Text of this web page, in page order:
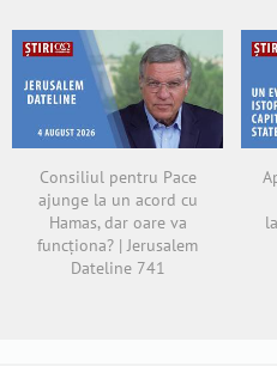
Consiliul pentru Pace
ajunge la un acord cu
Hamas, dar oare va
funcționa? | Jerusalem
Dateline 741